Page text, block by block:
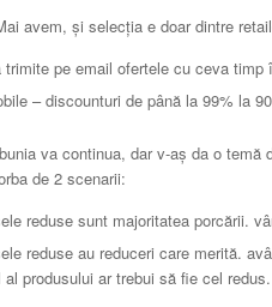
avem, şi selecţia e doar dintre
trimite pe email ofertele cu ceva timp
– discounturi de până la 99% la
va continua, dar v-aş da o
de 2 scenarii:
reduse sunt majoritatea porcării.
reduse au reduceri care merită.
al produsului ar trebui să fie cel